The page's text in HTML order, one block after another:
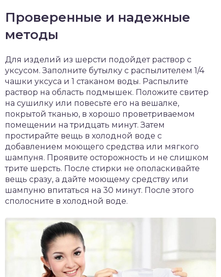
Проверенные и надежные
методы
Для изделий из шерсти подойдет раствор с
уксусом. Заполните бутылку с распылителем 1/4
чашки уксуса и 1 стаканом воды. Распылите
раствор на область подмышек. Положите свитер
на сушилку или повесьте его на вешалке,
покрытой тканью, в хорошо проветриваемом
помещении на тридцать минут. Затем
простирайте вещь в холодной воде с
добавлением моющего средства или мягкого
шампуня. Проявите осторожность и не слишком
трите шерсть. После стирки не ополаскивайте
вещь сразу, а дайте моющему средству или
шампуню впитаться на 30 минут. После этого
сполосните в холодной воде.